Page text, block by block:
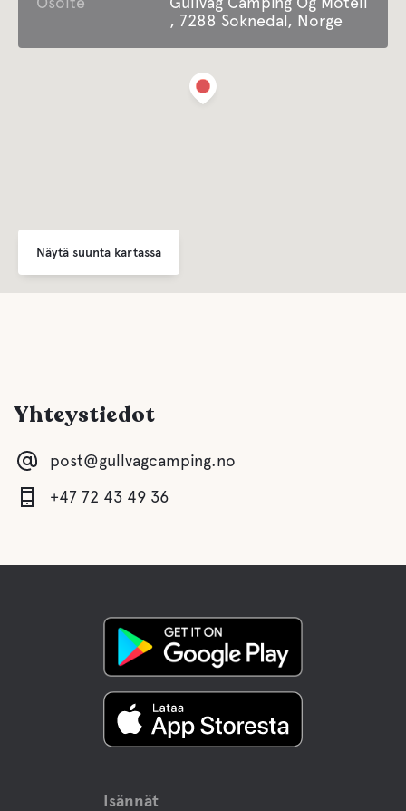
, 7288 Soknedal, Norge
Näytä suunta kartassa
Yhteystiedot
post@gullvagcamping.no
+47 72 43 49 36
Isännät